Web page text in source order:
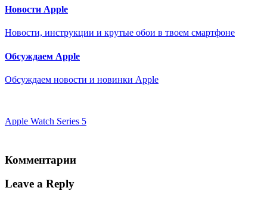
Новости Apple
Новости, инструкции и крутые обои в твоем смартфоне
Обсуждаем Apple
Обсуждаем новости и новинки Apple
Apple Watch Series 5
Комментарии
Leave a Reply